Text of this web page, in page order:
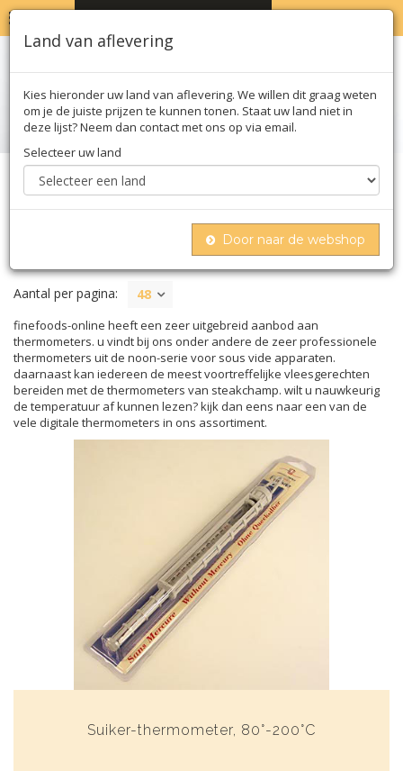
Home Nonfood
Aantal per pagina: 48
finefoods-online heeft een zeer uitgebreid aanbod aan
thermometers. u vindt bij ons onder andere de zeer professionele
thermometers uit de noon-serie voor sous vide apparaten.
daarnaast kan iedereen de meest voortreffelijke vleesgerechten
bereiden met de thermometers van steakchamp. wilt u nauwkeurig
de temperatuur af kunnen lezen? kijk dan eens naar een van de
vele digitale thermometers in ons assortiment.
Suiker-thermometer, 80°-200°C
Land van aflevering
Kies hieronder uw land van aflevering. We willen dit graag weten
om je de juiste prijzen te kunnen tonen. Staat uw land niet in
deze lijst? Neem dan contact met ons op via email.
Selecteer uw land
Door naar de webshop